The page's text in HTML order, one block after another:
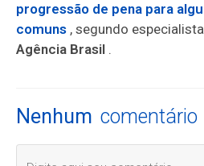
progressão de pena para
comuns , segundo
Agência Brasil .
Nenhum comentário